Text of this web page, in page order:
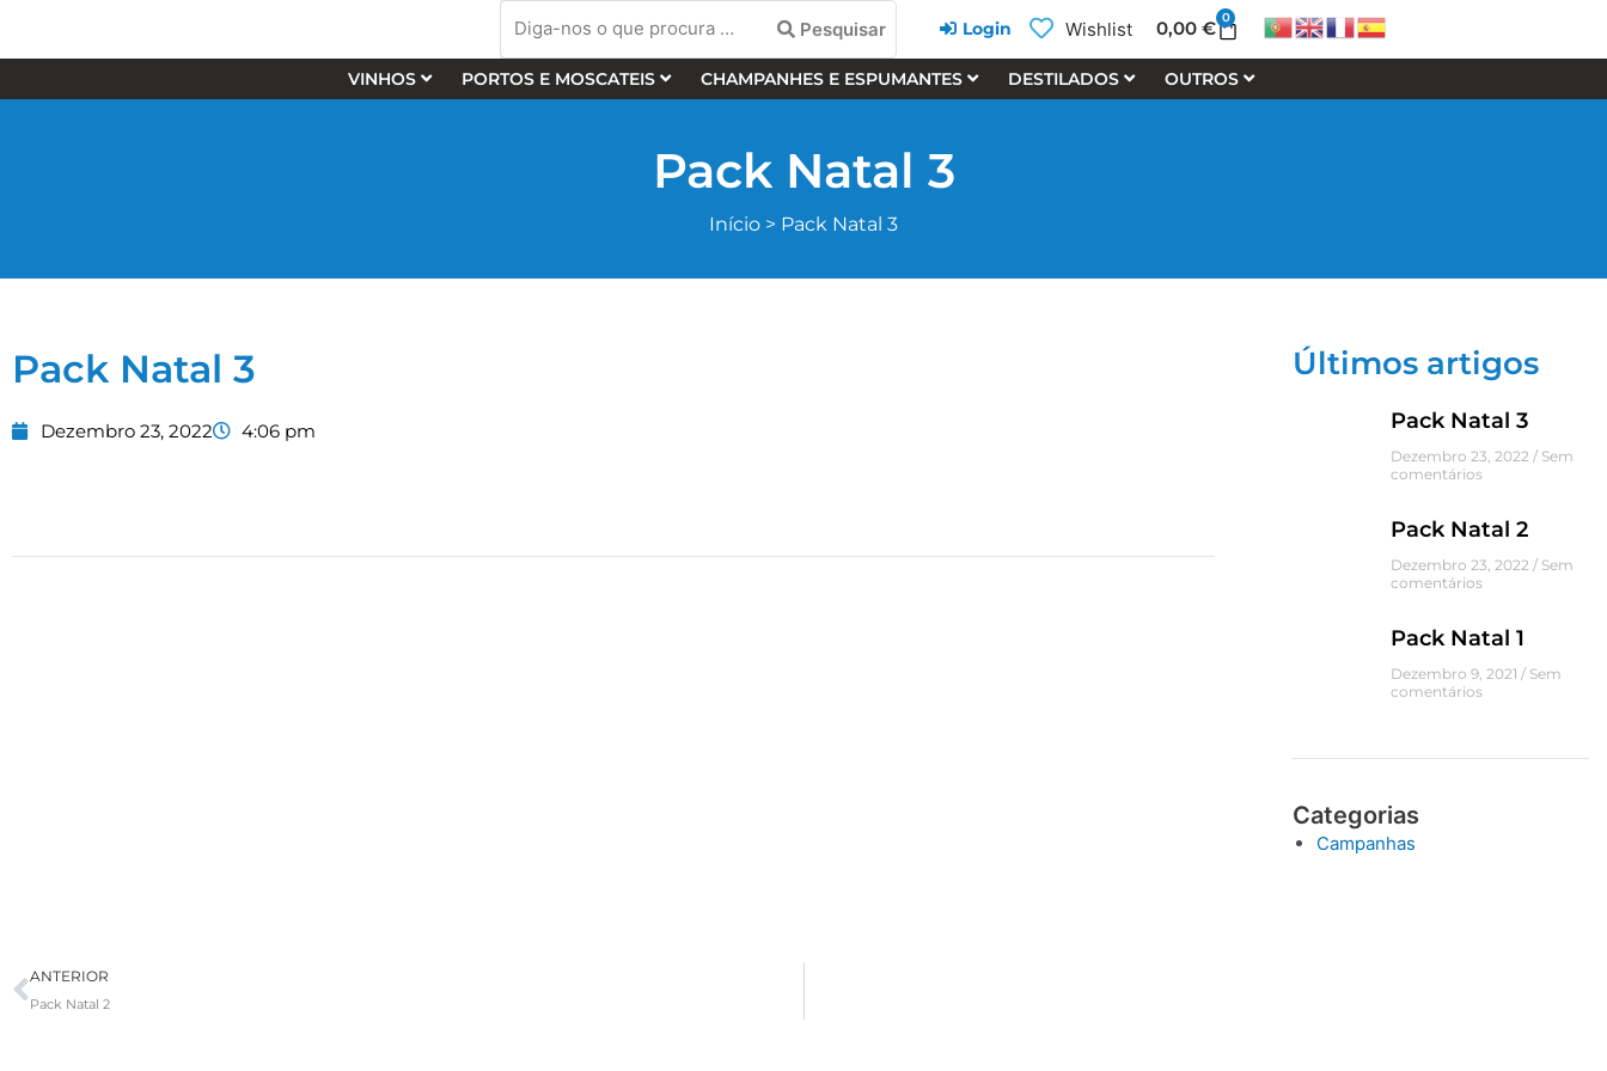
nos
o
que
Pesquisar Login Wishlist 0,00€ 0
Cart
VINHOS PORTOS E MOSCATEIS CHAMPANHES E ESPUMANTES DESTILADOS OUTROS
Pack Natal 3
Início > Pack Natal 3
Pack Natal 3
Dezembro 23, 2022 4:06 pm
Últimos artigos
Pack Natal 3
Dezembro 23, 2022 Sem
comentários
Pack Natal 2
Dezembro 23, 2022 Sem
comentários
Pack Natal 1
Dezembro 9, 2021 Sem
comentários
Categorias
Campanhas
Prev
ANTERIOR
Pack Natal 2